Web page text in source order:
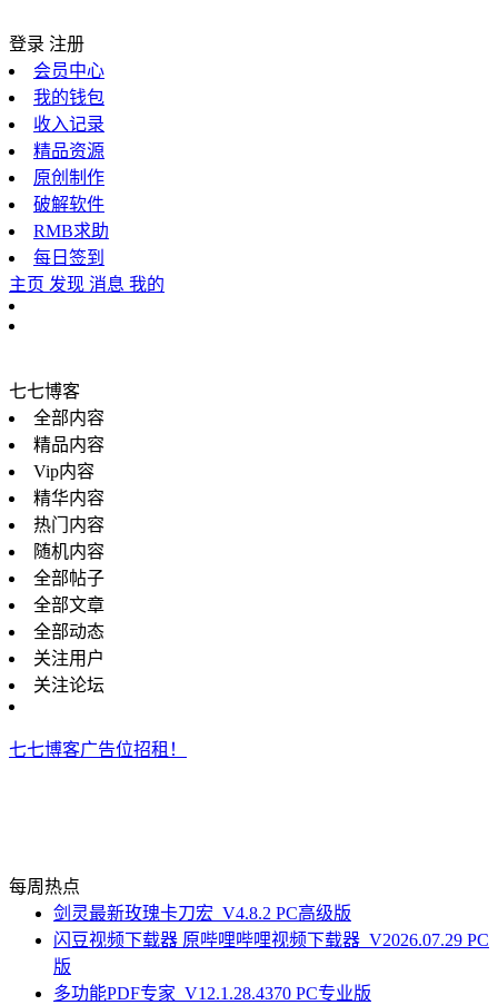
登录 注册
会员中心
我的钱包
收入记录
精品资源
原创制作
破解软件
RMB求助
每日签到
主页 发现 消息 我的
七七博客
全部内容
精品内容
Vip内容
精华内容
热门内容
随机内容
全部帖子
全部文章
全部动态
关注用户
关注论坛
七七博客广告位招租！
每周热点
剑灵最新玫瑰卡刀宏_V4.8.2 PC高级版
闪豆视频下载器 原哔哩哔哩视频下载器_V2026.07.29 PC
版
多功能PDF专家_V12.1.28.4370 PC专业版